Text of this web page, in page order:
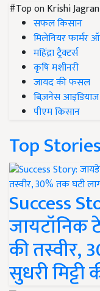
#Top on Krishi Jagran
सफल किसान
मिलेनियर फार्मर
महिंद्रा ट्रैक्टर्स
कृषि मशीनरी
जायद की फसल
बिज़नेस आइडियाज
पीएम किसान
Top Stories
Success
जायटॉनिक
की तस्वीर,
सुधरी